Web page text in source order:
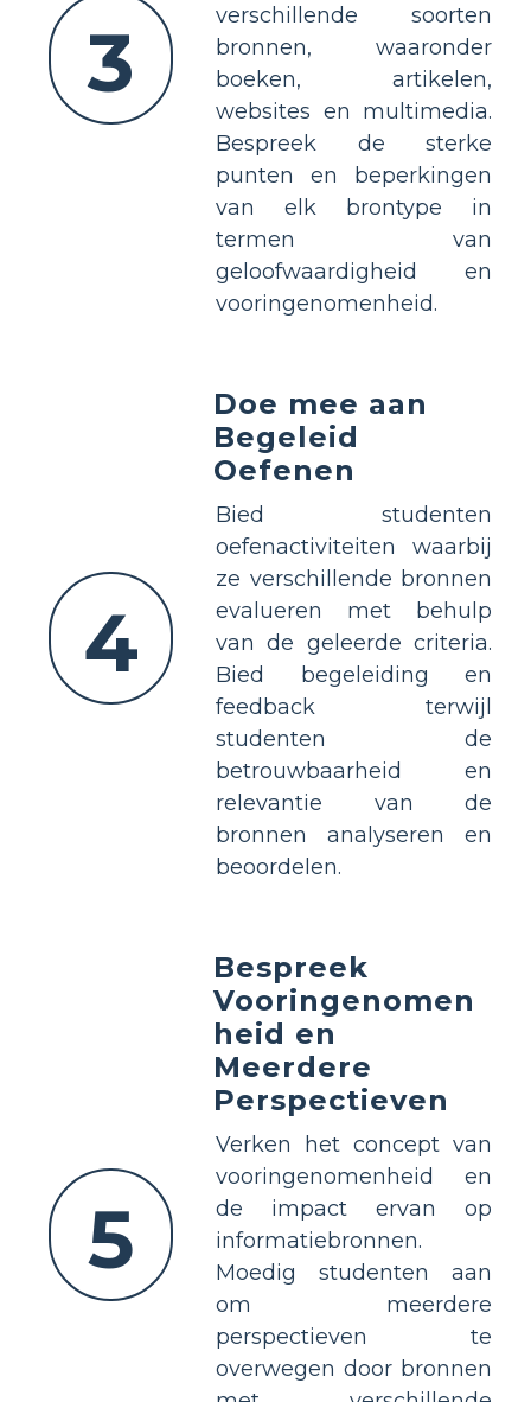
3
verschillende soorten
bronnen, waaronder
boeken, artikelen,
websites en multimedia.
Bespreek de sterke
punten en beperkingen
van elk brontype in
termen van
geloofwaardigheid en
vooringenomenheid.
4
Doe mee aan
Begeleid
Oefenen
Bied studenten
oefenactiviteiten waarbij
ze verschillende bronnen
evalueren met behulp
van de geleerde criteria.
Bied begeleiding en
feedback terwijl
studenten de
betrouwbaarheid en
relevantie van de
bronnen analyseren en
beoordelen.
5
Bespreek
Vooringenomen
heid en
Meerdere
Perspectieven
Verken het concept van
vooringenomenheid en
de impact ervan op
informatiebronnen.
Moedig studenten aan
om meerdere
perspectieven te
overwegen door bronnen